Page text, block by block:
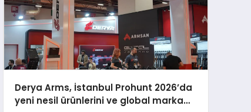
Derya Arms, İstanbul Prohunt 2026’da
yeni nesil ürünlerini ve global marka